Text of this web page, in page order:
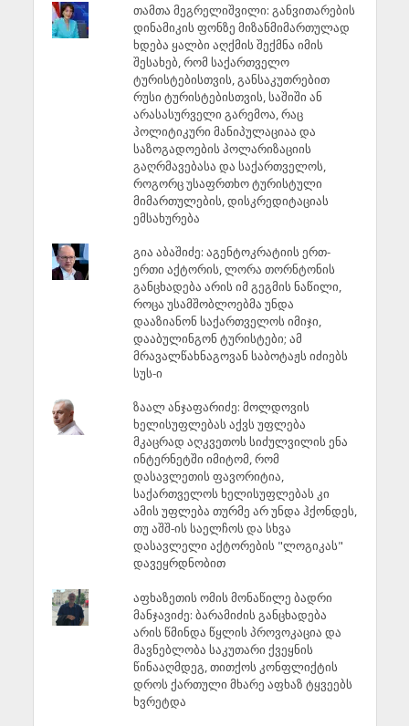
თამთა მეგრელიშვილი: განვითარების
დინამიკის ფონზე მიზანმიმართულად
ხდება ყალბი აღქმის შექმნა იმის
შესახებ, რომ საქართველო
ტურისტებისთვის, განსაკუთრებით
რუსი ტურისტებისთვის, საშიში ან
არასასურველი გარემოა, რაც
პოლიტიკური მანიპულაციაა და
საზოგადოების პოლარიზაციის
გაღრმავებასა და საქართველოს,
როგორც უსაფრთხო ტურისტული
მიმართულების, დისკრედიტაციას
ემსახურება
გია აბაშიძე: აგენტოკრატიის ერთ-
ერთი აქტორის, ლორა თორნტონის
განცხადება არის იმ გეგმის ნაწილი,
როცა უსამშობლოებმა უნდა
დააზიანონ საქართველოს იმიჯი,
დააბულინგონ ტურისტები; ამ
მრავალწახნაგოვან საბოტაჟს იძიებს
სუს-ი
ზაალ ანჯაფარიძე: მოლდოვის
ხელისუფლებას აქვს უფლება
მკაცრად აღკვეთოს სიძულვილის ენა
ინტერნეტში იმიტომ, რომ
დასავლეთის ფავორიტია,
საქართველოს ხელისუფლებას კი
ამის უფლება თურმე არ უნდა ჰქონდეს,
თუ აშშ-ის საელჩოს და სხვა
დასავლელი აქტორების "ლოგიკას"
დავეყრდნობით
აფხაზეთის ომის მონაწილე ბადრი
მანჯავიძე: ბარამიძის განცხადება
არის წმინდა წყლის პროვოკაცია და
მავნებლობა საკუთარი ქვეყნის
წინააღმდეგ, თითქოს კონფლიქტის
დროს ქართული მხარე აფხაზ ტყვეებს
ხვრეტდა